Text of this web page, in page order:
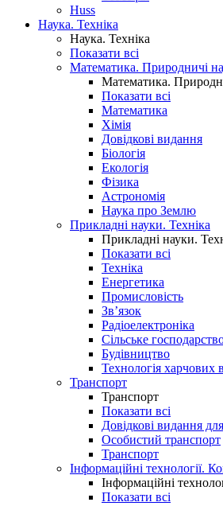
Huss
Наука. Техніка
Наука. Техніка
Показати всі
Математика. Природничі
Математика.
Показати всі
Математика
Хімія
Довідкові видання
Біологія
Екологія
Фізика
Астрономія
Наука про Землю
Прикладні науки. Техніка
Прикладні науки.
Показати всі
Техніка
Енергетика
Промисловість
Зв’язок
Радіоелектроніка
Сільське
Будівництво
Технологія харчових
Транспорт
Транспорт
Показати всі
Довідкові видання
Особистий транспорт
Транспорт
Інформаційні технології.
Інформаційні
Показати всі